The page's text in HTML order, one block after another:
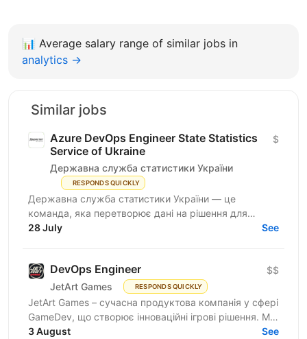
📊 Average salary range of similar jobs in
analytics →
Similar jobs
Azure DevOps Engineer State Statistics
Service of Ukraine
Державна служба статистики України
RESPONDS QUICKLY
$
Державна служба статистики України — це
команда, яка перетворює дані на рішення для
розвитку країни. Ми перебуваємо у процесі
28 July See
DevOps Engineer
JetArt Games RESPONDS QUICKLY
$$
JetArt Games – сучасна продуктова компанія у сфері
GameDev, що створює інноваційні ігрові рішення. Ми
розробляємо високопродуктивні ігрові системи з...
3 August See